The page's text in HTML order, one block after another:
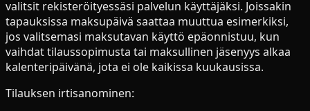
valitsit rekisteröityessäsi palvelun käyttäjäksi. Joissakin
tapauksissa maksupäivä saattaa muuttua esimerkiksi,
jos valitsemasi maksutavan käyttö epäonnistuu, kun
vaihdat tilaussopimusta tai maksullinen jäsenyys alkaa
kalenteripäivänä, jota ei ole kaikissa kuukausissa.
Tilauksen irtisanominen: